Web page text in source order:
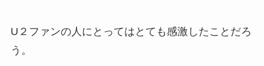
U２ファンの人にとってはとても感激したことだろ
う。